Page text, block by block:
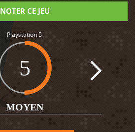
NOTER CE JEU
Playstation 5
5
MOYEN